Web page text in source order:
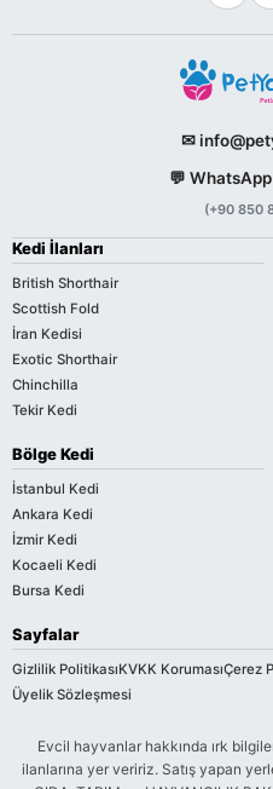
✉
💬
(+90 850
Kedi İlanları
British Shorthair
Scottish Fold
İran Kedisi
Exotic Shorthair
Chinchilla
Tekir Kedi
Bölge Kedi
İstanbul Kedi
Ankara Kedi
İzmir Kedi
Kocaeli Kedi
Bursa Kedi
Sayfalar
Gizlilik PolitikasıKVKK KorumasıÇerez
Üyelik Sözleşmesi
Evcil hayvanlar hakkında ırk
ilanlarına yer veririz. Satış yapan